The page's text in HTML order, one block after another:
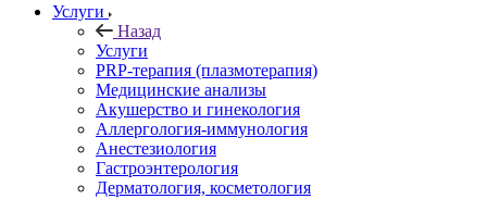
Услуги
Назад
Услуги
PRP-терапия (плазмотерапия)
Медицинские анализы
Акушерство и гинекология
Аллергология-иммунология
Анестезиология
Гастроэнтерология
Дерматология, косметология